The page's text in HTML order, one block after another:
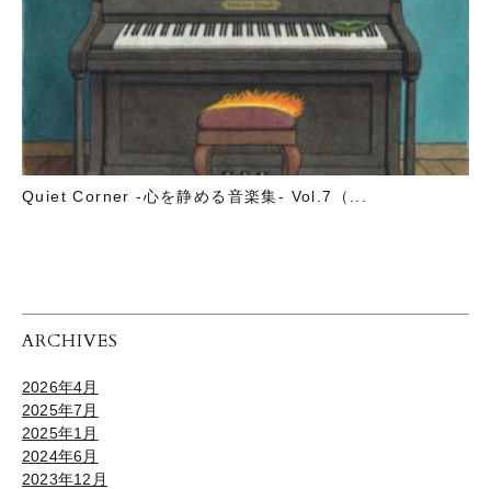
Quiet Corner -心を静める音楽集- Vol.7（...
ARCHIVES
2026年4月
2025年7月
2025年1月
2024年6月
2023年12月